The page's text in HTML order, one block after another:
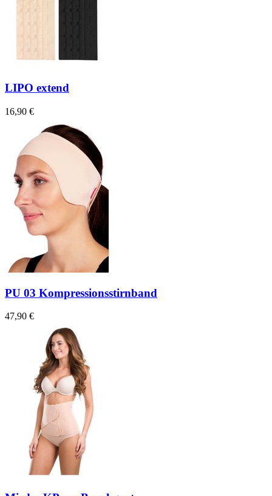
LIPO extend
16,90 €
PU 03 Kompressionsstirnband
47,90 €